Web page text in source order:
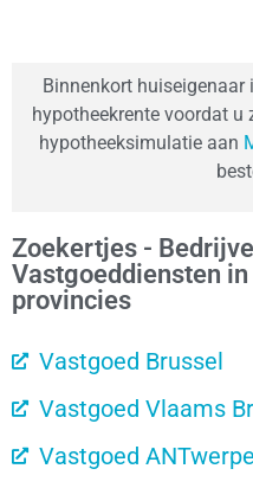
Binnenkort huiseigenaar
hypotheekrente voordat u
hypotheeksimulatie aan
Zoekertjes -
Vastgoeddiensten
provincies
Vastgoed Brussel
Vastgoed Vlaams
Vastgoed